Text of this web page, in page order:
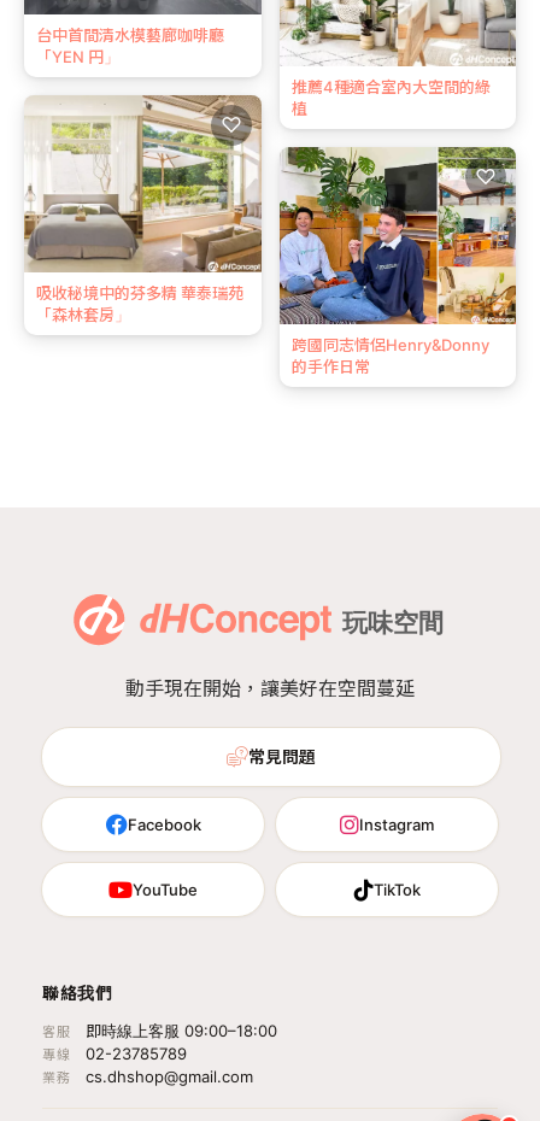
台中首間清水模藝廊咖啡廳
「YEN 円」
推薦4種適合室內大空間的綠
植
吸收秘境中的芬多精 華泰瑞苑
「森林套房」
♡
跨國同志情侶Henry&Donny
的手作日常
♡
動手現在開始，讓美好在空間蔓延
常見問題
Facebook Instagram
YouTube TikTok
聯絡我們
客服 即時線上客服 09:00–18:00
專線 02-23785789
業務 cs.dhshop@gmail.com